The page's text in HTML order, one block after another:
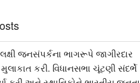
જનસંપર્કના ભાગરૂપે જાગીરદાર
કરી. વિધાનસભા ચૂંટણી સંદર્ભે